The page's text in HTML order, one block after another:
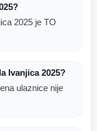
2025 je TO
Ivanjica 2025?
ulaznice nije